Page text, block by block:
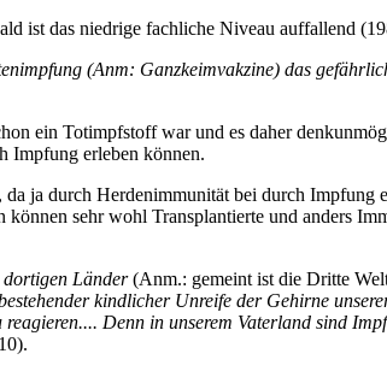
ist das niedrige fachliche Niveau auffallend
(Anm: Ganzkeimvakzine) das
ein Totimpfstoff war und es daher
Impfung erleben können.
ja durch Herdenimmunität bei durch
sehr wohl Transplantierte und anders
Länder(Anm.: gemeint ist die Dritte
kindlicher Unreife der Gehirne
Denn in unserem Vaterland sind